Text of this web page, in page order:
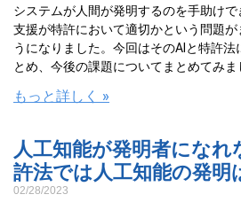
システムが人間が発明するのを手助け
支援が特許において適切かという問題
うになりました。今回はそのAIと特許法
とめ、今後の課題についてまとめてみま
もっと詳しく »
人工知能が発明者になれ
許法では人工知能の発明
02/28/2023